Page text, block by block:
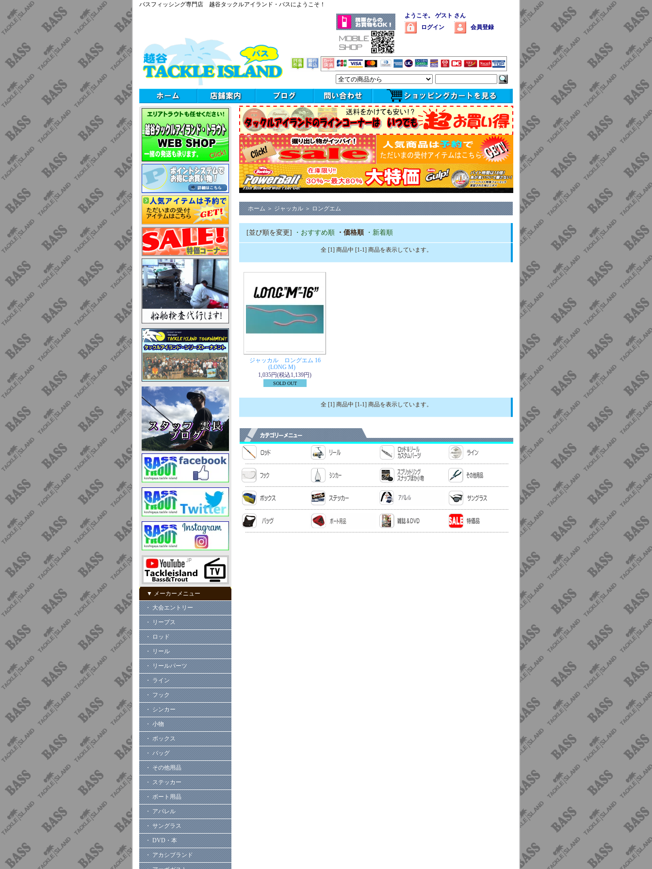
バスフィッシング専門店 越谷タックルアイランド・バスにようこそ！
ようこそ。 ゲスト さん
ログイン
会員登録
▼ メーカーメニュー
・ 大会エントリー
・ リープス
・ ロッド
・ リール
・ リールパーツ
・ ライン
・ フック
・ シンカー
・ 小物
・ ボックス
・ バッグ
・ その他用品
・ ステッカー
・ ボート用品
・ アパレル
・ サングラス
・ DVD・本
・ アカシブランド
ホーム ＞ ジャッカル ＞ ロングエム
[並び順を変更] ・おすすめ順 ・価格順 ・新着順
全 [1] 商品中 [1-1] 商品を表示しています。
ジャッカル ロングエム 16
(LONG M)
1,035円(税込1,139円)
SOLD OUT
全 [1] 商品中 [1-1] 商品を表示しています。